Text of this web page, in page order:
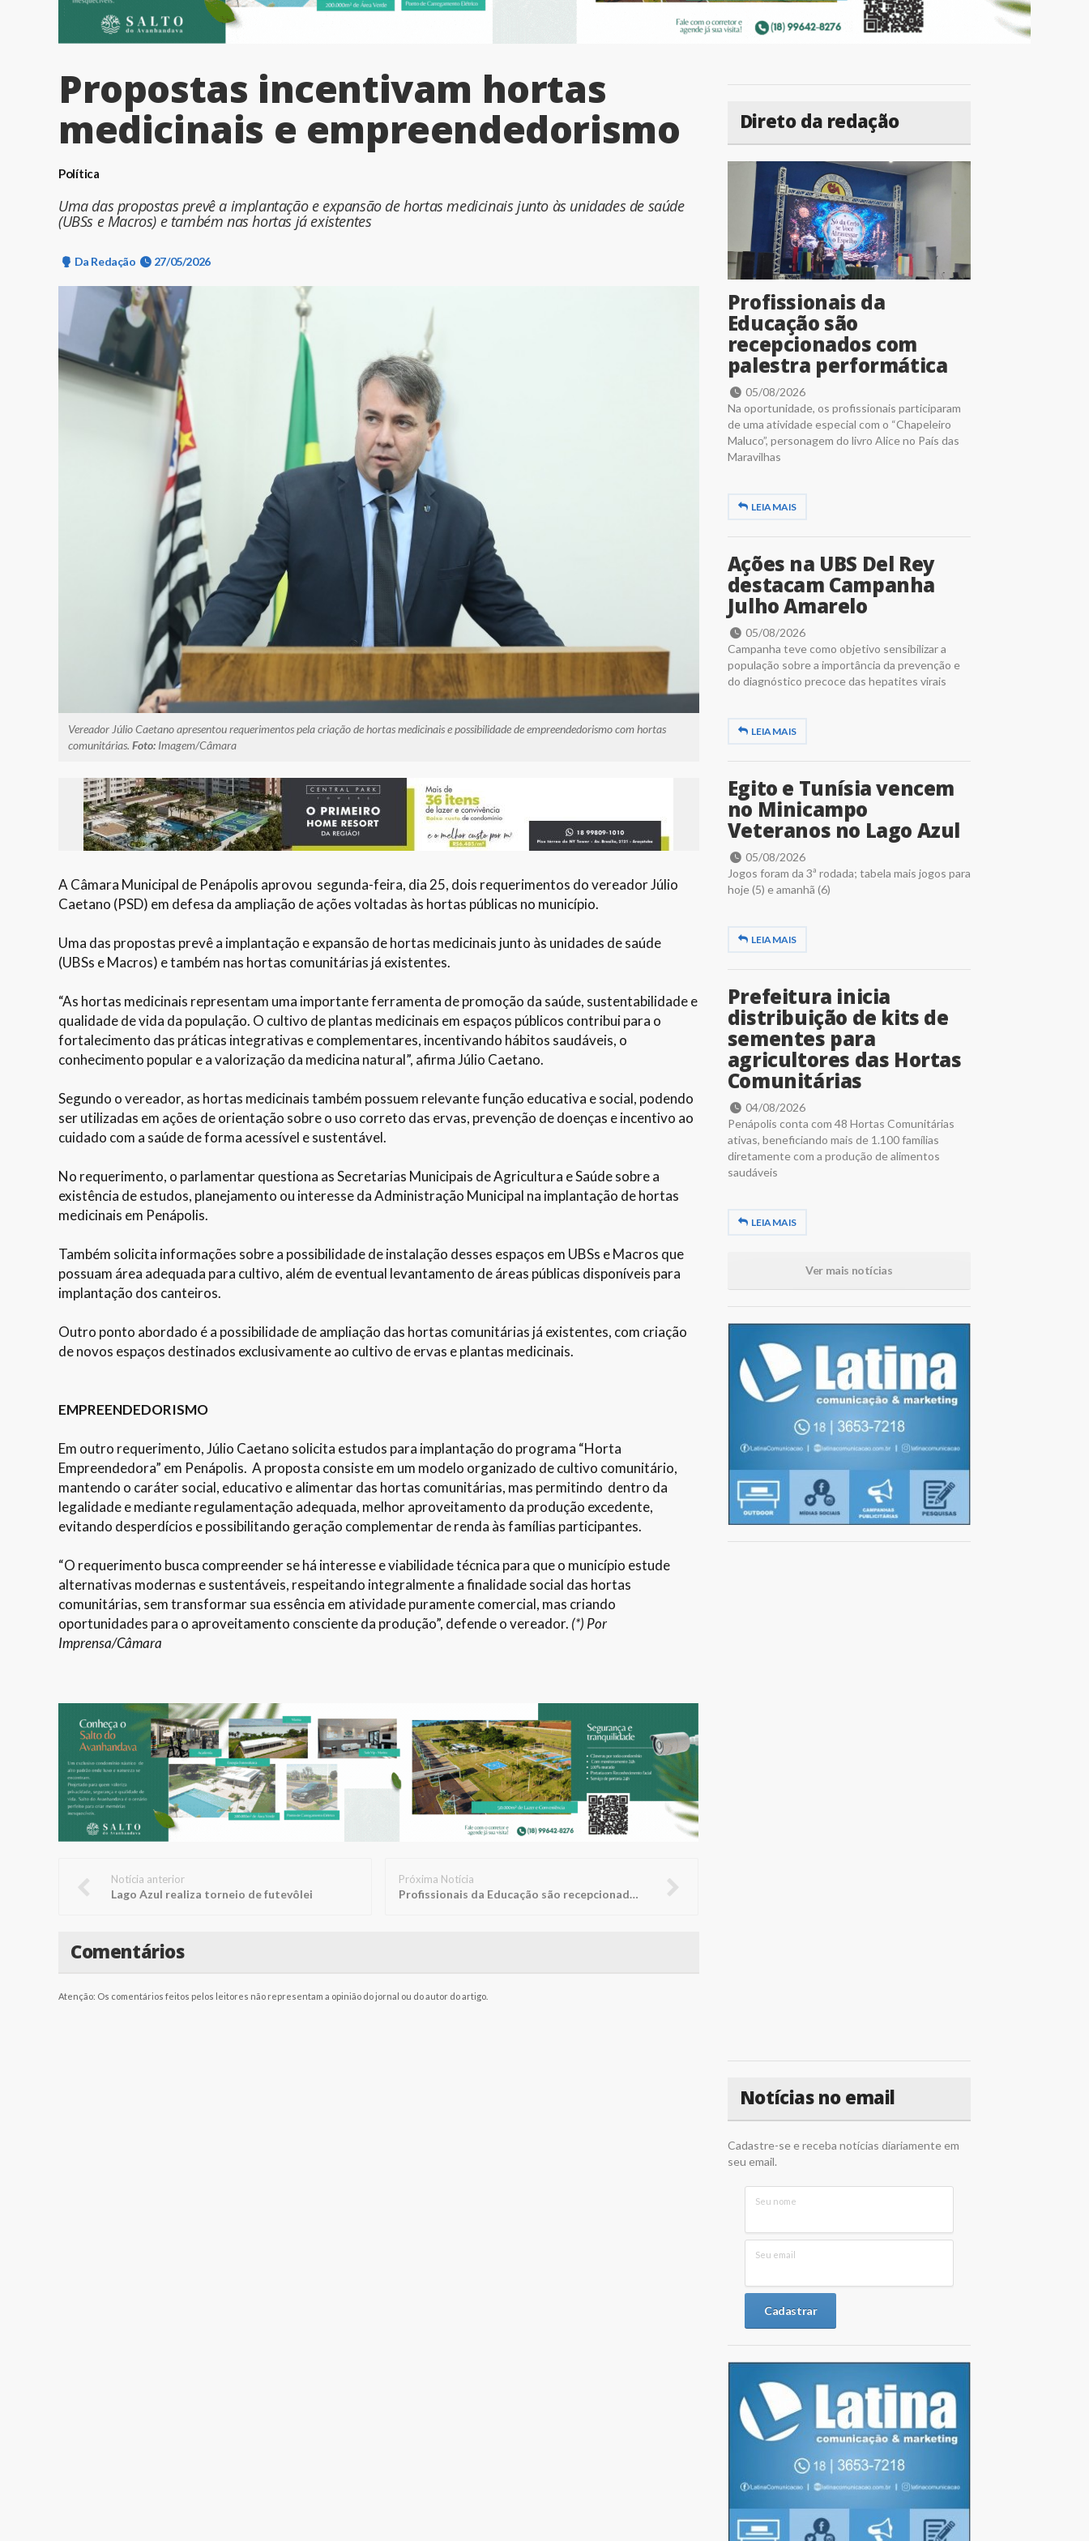
Propostas incentivam hortas
medicinais e empreendedorismo
Política
Uma das propostas prevê a implantação e expansão de hortas medicinais junto às unidades de saúde
(UBSs e Macros) e também nas hortas já existentes
Da Redação 27/05/2026
Vereador Júlio Caetano apresentou requerimentos pela criação de hortas medicinais e possibilidade de empreendedorismo com hortas
comunitárias. Foto: Imagem/Câmara
A Câmara Municipal de Penápolis aprovou segunda-feira, dia 25, dois requerimentos do vereador Júlio
Caetano (PSD) em defesa da ampliação de ações voltadas às hortas públicas no município.
Uma das propostas prevê a implantação e expansão de hortas medicinais junto às unidades de saúde
(UBSs e Macros) e também nas hortas comunitárias já existentes.
“As hortas medicinais representam uma importante ferramenta de promoção da saúde, sustentabilidade e
qualidade de vida da população. O cultivo de plantas medicinais em espaços públicos contribui para o
fortalecimento das práticas integrativas e complementares, incentivando hábitos saudáveis, o
conhecimento popular e a valorização da medicina natural”, afirma Júlio Caetano.
Segundo o vereador, as hortas medicinais também possuem relevante função educativa e social, podendo
ser utilizadas em ações de orientação sobre o uso correto das ervas, prevenção de doenças e incentivo ao
cuidado com a saúde de forma acessível e sustentável.
No requerimento, o parlamentar questiona as Secretarias Municipais de Agricultura e Saúde sobre a
existência de estudos, planejamento ou interesse da Administração Municipal na implantação de hortas
medicinais em Penápolis.
Também solicita informações sobre a possibilidade de instalação desses espaços em UBSs e Macros que
possuam área adequada para cultivo, além de eventual levantamento de áreas públicas disponíveis para
implantação dos canteiros.
Outro ponto abordado é a possibilidade de ampliação das hortas comunitárias já existentes, com criação
de novos espaços destinados exclusivamente ao cultivo de ervas e plantas medicinais.
EMPREENDEDORISMO
Em outro requerimento, Júlio Caetano solicita estudos para implantação do programa “Horta
Empreendedora” em Penápolis. A proposta consiste em um modelo organizado de cultivo comunitário,
mantendo o caráter social, educativo e alimentar das hortas comunitárias, mas permitindo dentro da
legalidade e mediante regulamentação adequada, melhor aproveitamento da produção excedente,
evitando desperdícios e possibilitando geração complementar de renda às famílias participantes.
“O requerimento busca compreender se há interesse e viabilidade técnica para que o município estude
alternativas modernas e sustentáveis, respeitando integralmente a finalidade social das hortas
comunitárias, sem transformar sua essência em atividade puramente comercial, mas criando
oportunidades para o aproveitamento consciente da produção”, defende o vereador. (*) Por
Imprensa/Câmara
Notícia anterior
Lago Azul realiza torneio de futevôlei
Próxima Notícia
Profissionais da Educação são recepcionados com palestra performática
Comentários
Atenção: Os comentários feitos pelos leitores não representam a opinião do jornal ou do autor do artigo.
Direto da redação
Profissionais da
Educação são
recepcionados com
palestra performática
05/08/2026
Na oportunidade, os profissionais participaram
de uma atividade especial com o “Chapeleiro
Maluco”, personagem do livro Alice no País das
Maravilhas
LEIA MAIS
Ações na UBS Del Rey
destacam Campanha
Julho Amarelo
05/08/2026
Campanha teve como objetivo sensibilizar a
população sobre a importância da prevenção e
do diagnóstico precoce das hepatites virais
LEIA MAIS
Egito e Tunísia vencem
no Minicampo
Veteranos no Lago Azul
05/08/2026
Jogos foram da 3ª rodada; tabela mais jogos para
hoje (5) e amanhã (6)
LEIA MAIS
Prefeitura inicia
distribuição de kits de
sementes para
agricultores das Hortas
Comunitárias
04/08/2026
Penápolis conta com 48 Hortas Comunitárias
ativas, beneficiando mais de 1.100 famílias
diretamente com a produção de alimentos
saudáveis
LEIA MAIS
Ver mais notícias
Notícias no email
Cadastre-se e receba notícias diariamente em
seu email.
Seu nome
Seu email